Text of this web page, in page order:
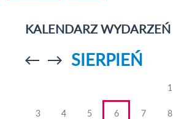
KALENDARZ WYDARZEŃ
Przejdź doPrzejdź do
SIERPIEŃ
1
3 4 5 6 7 8